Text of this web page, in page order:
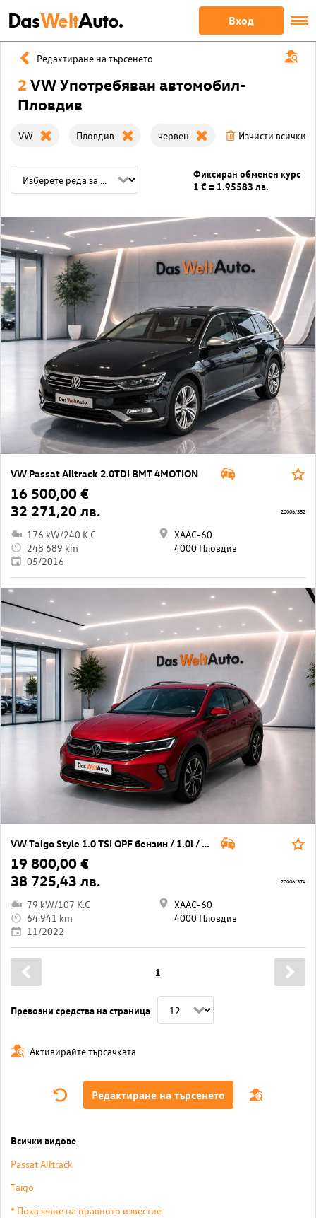
DasWeltAuto. Вход
Редактиране на търсенето
2 VW Употребяван автомобил-
Пловдив
VW Пловдив червен Изчисти всички
Фиксиран обменен курс
1 € = 1.95583 лв.
VW Passat Alltrack 2.0TDI BMT 4MOTION
16 500,00 €
32 271,20 лв.
176 kW/240 K.C
248 689 km
05/2016
ХААС-60
4000 Пловдив
20006/352
VW Taigo Style 1.0 TSI OPF бензин / 1.0l / 81кВт/ 110к.с / 7DSG
19 800,00 €
38 725,43 лв.
79 kW/107 K.C
64 941 km
11/2022
ХААС-60
4000 Пловдив
20006/374
Превозни средства на страница
1
Активирайте търсачката
Редактиране на търсенето
Всички видове
Passat Alltrack
Taigo
* Показване на правното известие